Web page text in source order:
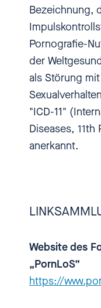
ihren
einen
wie der
jetzt.
Charlotte
Schön,
Einladung.
Ja, ich
Bezeichnung,
Pornografie-
der
als Störung
"ICD-11"
Diseases, 11th
anerkannt.
Website des
„PornLoS”
https://